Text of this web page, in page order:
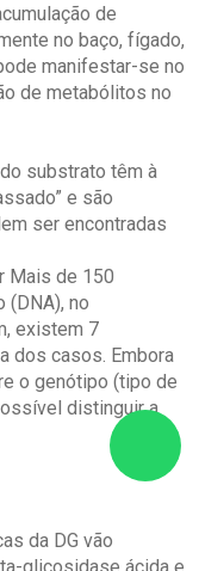
de
no baço, fígado,
manifestar-se no
de metabólitos no
substrato têm à
e são
ser encontradas
Mais de 150
(DNA), no
existem 7
dos casos. Embora
o genótipo (tipo de
distinguir a
da DG vão